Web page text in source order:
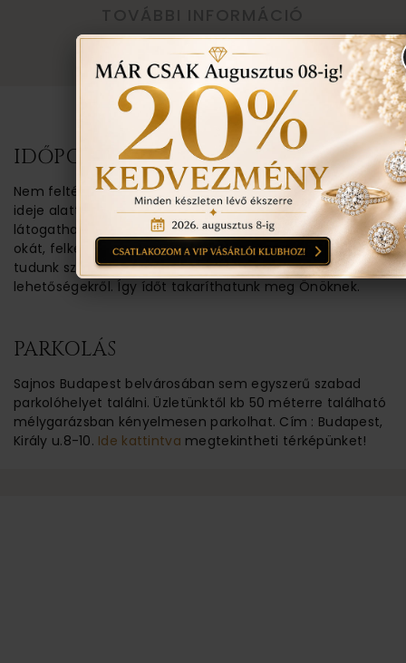
TUDNIVALÓK
IDŐPONT EGYEZTETÉSE
Nem feltétlenül van rá szükség. Üzletünk nyitva tartási
ideje alatt bármikor, előzetes időpont kérése nélkül
látogatható. Amennyiben jelzi látogatási szándékát és
okát, felkészülten tudjuk várni. Több információval
tudunk szolgálni ékszereinkről, vásárlási vagy rendelési
lehetőségekről. Így ídőt takaríthatunk meg Önöknek.
PARKOLÁS
Sajnos Budapest belvárosában sem egyszerű szabad
parkolóhelyet találni. Üzletünktől kb 50 méterre található
mélygarázsban kényelmesen parkolhat. Cím : Budapest,
Király u.8-10. Ide kattintva megtekintheti térképünket!